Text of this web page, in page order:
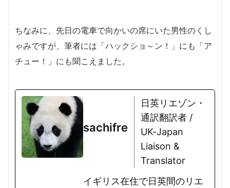
ちなみに、先日の電車で向かいの席にいた男性のくし
ゃみですが、筆者には「ハックショ～ン！」にも「ア
チュー！」にも聞こえました。
sachifre
日英リエゾン・
通訳翻訳者 /
UK-Japan
Liaison &
Translator
イギリス在住で日英間のリエ